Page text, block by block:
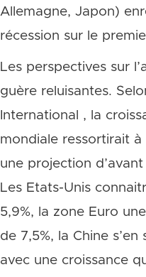
Allemagne, Japon)
récession sur le
Les perspectives sur
guère reluisantes.
International , la
mondiale ressortirait
une projection
Les Etats-Unis
5,9%, la zone Euro
de 7,5%, la Chine
avec une croissance